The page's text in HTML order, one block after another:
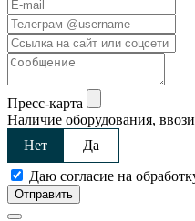
Пресс-карта
Наличие оборудования,
Нет
Да
Даю согласие на
Отправить